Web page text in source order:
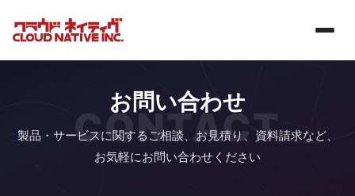
CONTACT
お問い合わせ
製品・サービスに関するご相談、お見積り、資料請求など、
お気軽にお問い合わせください